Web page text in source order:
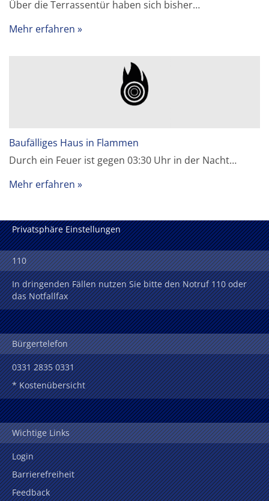
Über die Terrassentür haben sich bisher…
Mehr erfahren
Baufälliges Haus in Flammen
Durch ein Feuer ist gegen 03:30 Uhr in der Nacht…
Mehr erfahren
Privatsphäre Einstellungen
110
In dringenden Fällen nutzen Sie bitte den Notruf 110 oder
das Notfallfax
Bürgertelefon
0331 2835 0331
* Kostenübersicht
Wichtige Links
Login
Barrierefreiheit
Feedback